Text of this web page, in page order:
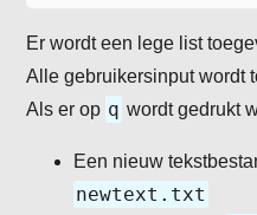
Er wordt een lege list
Alle gebruikersinput wordt
Als er op q wordt gedrukt
Een nieuw
newtext.txt